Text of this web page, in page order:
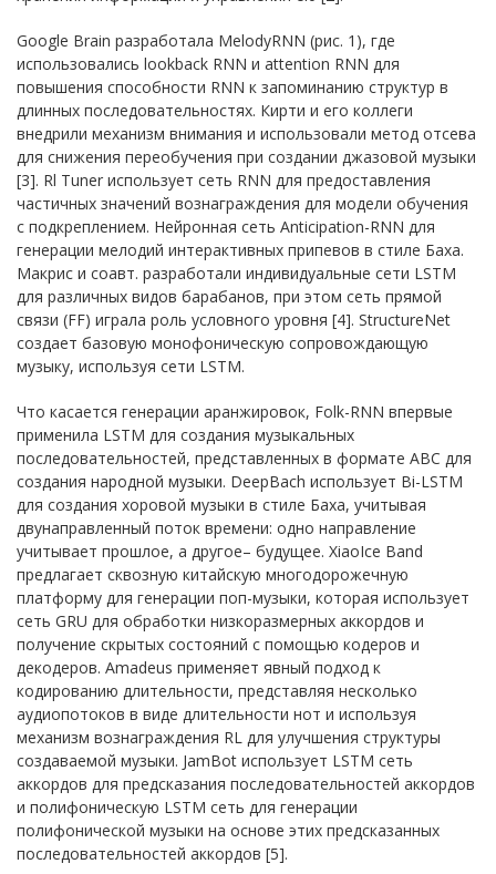
Google Brain разработала MelodyRNN (рис. 1), где
использовались lookback RNN и attention RNN для
повышения способности RNN к запоминанию структур в
длинных последовательностях. Кирти и его коллеги
внедрили механизм внимания и использовали метод отсева
для снижения переобучения при создании джазовой музыки
[3]. Rl Tuner использует сеть RNN для предоставления
частичных значений вознаграждения для модели обучения
с подкреплением. Нейронная сеть Anticipation-RNN для
генерации мелодий интерактивных припевов в стиле Баха.
Макрис и соавт. разработали индивидуальные сети LSTM
для различных видов барабанов, при этом сеть прямой
связи (FF) играла роль условного уровня [4]. StructureNet
создает базовую монофоническую сопровождающую
музыку, используя сети LSTM.
Что касается генерации аранжировок, Folk-RNN впервые
применила LSTM для создания музыкальных
последовательностей, представленных в формате ABC для
создания народной музыки. DeepBach использует Bi-LSTM
для создания хоровой музыки в стиле Баха, учитывая
двунаправленный поток времени: одно направление
учитывает прошлое, а другое– будущее. XiaoIce Band
предлагает сквозную китайскую многодорожечную
платформу для генерации поп-музыки, которая использует
сеть GRU для обработки низкоразмерных аккордов и
получение скрытых состояний с помощью кодеров и
декодеров. Amadeus применяет явный подход к
кодированию длительности, представляя несколько
аудиопотоков в виде длительности нот и используя
механизм вознаграждения RL для улучшения структуры
создаваемой музыки. JamBot использует LSTM сеть
аккордов для предсказания последовательностей аккордов
и полифоническую LSTM сеть для генерации
полифонической музыки на основе этих предсказанных
последовательностей аккордов [5].